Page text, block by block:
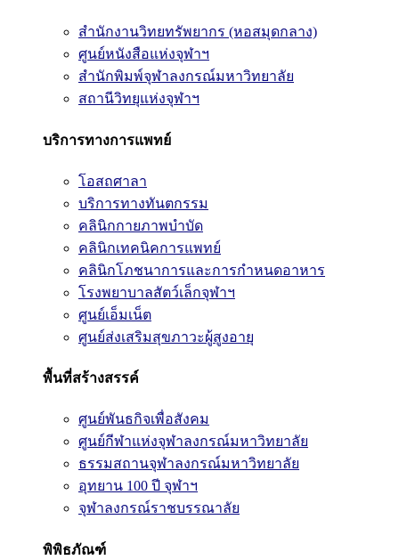
สำนักงานวิทยทรัพยากร (หอสมุดกลาง)
ศูนย์หนังสือแห่งจุฬาฯ
สำนักพิมพ์จุฬาลงกรณ์มหาวิทยาลัย
สถานีวิทยุแห่งจุฬาฯ
บริการทางการแพทย์
โอสถศาลา
บริการทางทันตกรรม
คลินิกกายภาพบำบัด
คลินิกเทคนิคการแพทย์
คลินิกโภชนาการและการกำหนดอาหาร
โรงพยาบาลสัตว์เล็กจุฬาฯ
ศูนย์เอ็มเน็ต
ศูนย์ส่งเสริมสุขภาวะผู้สูงอายุ
พื้นที่สร้างสรรค์
ศูนย์พันธกิจเพื่อสังคม
ศูนย์กีฬาแห่งจุฬาลงกรณ์มหาวิทยาลัย
ธรรมสถานจุฬาลงกรณ์มหาวิทยาลัย
อุทยาน 100 ปี จุฬาฯ
จุฬาลงกรณ์ราชบรรณาลัย
พิพิธภัณฑ์